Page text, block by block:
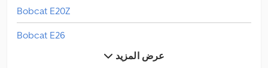
Bobcat E20Z
Bobcat E26
عرض المزيد